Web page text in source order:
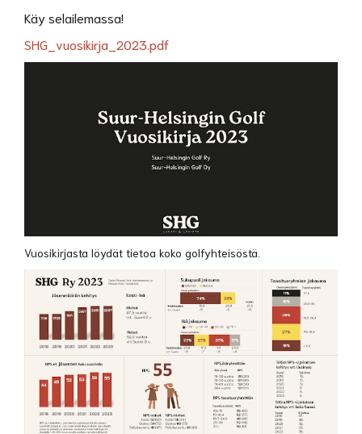
Käy selailemassa!
SHG_vuosikirja_2023.pdf
Vuosikirjasta löydät tietoa koko golfyhteisöstä.